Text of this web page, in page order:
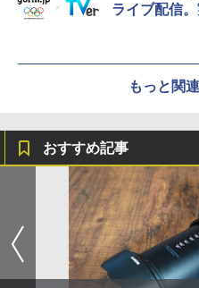
ライブ配信
もっと関
おすすめ記事